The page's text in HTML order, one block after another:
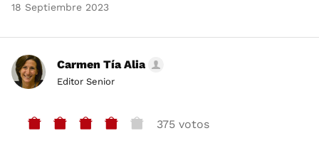
18 Septiembre 2023
Carmen Tía Alia
Editor Senior
375 votos